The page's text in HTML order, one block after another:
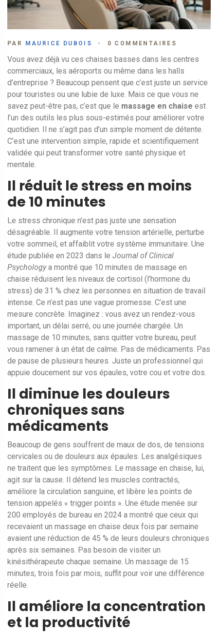
PAR MAURICE DUBOIS 0 COMMENTAIRES
Vous avez déjà vu ces chaises basses dans les centres
commerciaux, les aéroports ou même dans les halls
d’entreprise ? Beaucoup pensent que c’est juste un service
pour touristes ou une lubie de luxe. Mais ce que vous ne
savez peut-être pas, c’est que le massage en chaise est
l’un des outils les plus sous-estimés pour améliorer votre
quotidien. Il ne s’agit pas d’un simple moment de détente.
C’est une intervention simple, rapide et scientifiquement
validée qui peut transformer votre santé physique et
mentale.
Il réduit le stress en moins
de 10 minutes
Le stress chronique n’est pas juste une sensation
désagréable. Il augmente votre tension artérielle, perturbe
votre sommeil, et affaiblit votre système immunitaire. Une
étude publiée en 2023 dans le Journal of Clinical
Psychologya montré que 10 minutes de massage en
chaise réduisent les niveaux de cortisol (l’hormone du
stress) de 31 % chez les personnes en situation de travail
intense. Ce n’est pas une vague promesse. C’est une
mesure concrète. Imaginez : vous avez un rendez-vous
important, un délai serré, ou une journée chargée. Un
massage de 10 minutes, sans quitter votre bureau, peut
vous ramener à un état de calme. Pas de médicaments. Pas
de pause de plusieurs heures. Juste un professionnel qui
appuie doucement sur vos épaules, votre cou et votre dos.
Il diminue les douleurs
chroniques sans
médicaments
Beaucoup de gens souffrent de maux de dos, de tensions
cervicales ou de douleurs aux épaules. Les analgésiques
ne traitent que les symptômes. Le massage en chaise, lui,
agit sur la cause. Il détend les muscles contractés,
améliore la circulation sanguine, et libère les points de
tension appelés « trigger points ». Une étude menée sur
200 employés de bureau en 2024 a montré que ceux qui
recevaient un massage en chaise deux fois par semaine
avaient une réduction de 45 % de leurs douleurs chroniques
après six semaines. Pas besoin de visiter un
kinésithérapeute chaque semaine. Un massage de 15
minutes, trois fois par mois, suffit pour voir une différence
réelle.
Il améliore la concentration
et la productivité